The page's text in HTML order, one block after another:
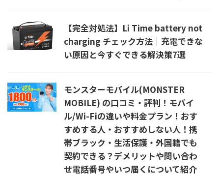
【完全対処法】Li Time battery not
charging チェック方法｜充電できな
い原因と今すぐできる解決策7選
モンスターモバイル(MONSTER
MOBILE) の口コミ・評判！モバイ
ル/Wi-Fiの違いや料金プラン！おす
すめする人・おすすめしない人！携
帯ブラック・生活保護・外国籍でも
契約できる？デメリットや問い合わ
せ電話番号やいつ届くについて紹介